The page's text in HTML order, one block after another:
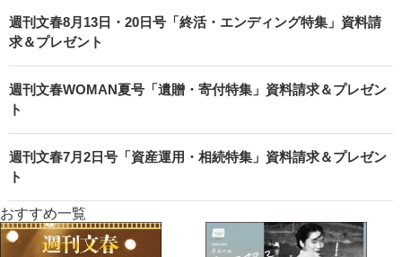
週刊文春8月13日・20日号「終活・エンディング特集」資料請
求＆プレゼント
週刊文春WOMAN夏号「遺贈・寄付特集」資料請求＆プレゼン
ト
週刊文春7月2日号「資産運用・相続特集」資料請求＆プレゼン
ト
おすすめ一覧